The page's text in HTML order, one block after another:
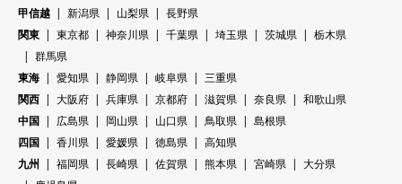
甲信越
新潟県 山梨県
長野県
関東
東京都 神奈川県 千葉県 埼玉県 茨城県
栃木県
群馬県
東海
愛知県 静岡県 岐阜県
三重県
関西
大阪府 兵庫県 京都府 滋賀県 奈良県
和歌山県
中国
広島県 岡山県 山口県 鳥取県
島根県
四国
香川県 愛媛県 徳島県
高知県
九州
福岡県 長崎県 佐賀県 熊本県 宮崎県
大分県